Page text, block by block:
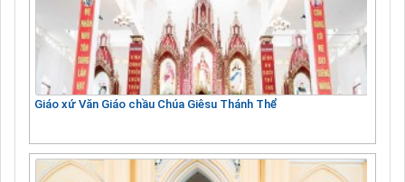
Giáo xứ Văn Giáo chầu Chúa Giêsu Thánh Thể